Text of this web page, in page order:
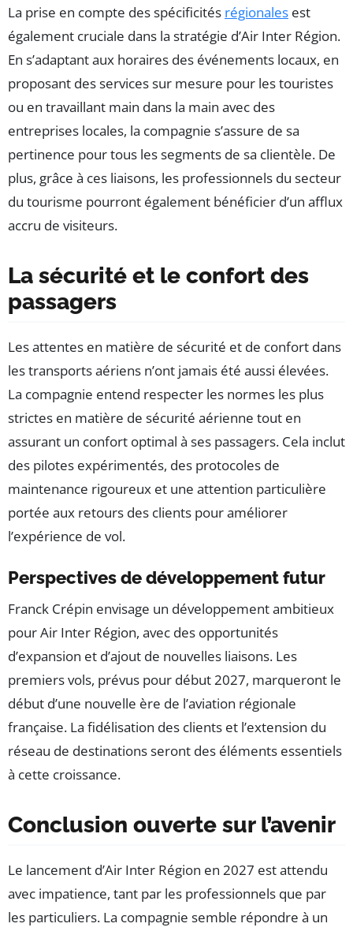
La prise en compte des spécificités régionales est
également cruciale dans la stratégie d’Air Inter Région.
En s’adaptant aux horaires des événements locaux, en
proposant des services sur mesure pour les touristes
ou en travaillant main dans la main avec des
entreprises locales, la compagnie s’assure de sa
pertinence pour tous les segments de sa clientèle. De
plus, grâce à ces liaisons, les professionnels du secteur
du tourisme pourront également bénéficier d’un afflux
accru de visiteurs.
La sécurité et le confort des
passagers
Les attentes en matière de sécurité et de confort dans
les transports aériens n’ont jamais été aussi élevées.
La compagnie entend respecter les normes les plus
strictes en matière de sécurité aérienne tout en
assurant un confort optimal à ses passagers. Cela inclut
des pilotes expérimentés, des protocoles de
maintenance rigoureux et une attention particulière
portée aux retours des clients pour améliorer
l’expérience de vol.
Perspectives de développement futur
Franck Crépin envisage un développement ambitieux
pour Air Inter Région, avec des opportunités
d’expansion et d’ajout de nouvelles liaisons. Les
premiers vols, prévus pour début 2027, marqueront le
début d’une nouvelle ère de l’aviation régionale
française. La fidélisation des clients et l’extension du
réseau de destinations seront des éléments essentiels
à cette croissance.
Conclusion ouverte sur l’avenir
Le lancement d’Air Inter Région en 2027 est attendu
avec impatience, tant par les professionnels que par
les particuliers. La compagnie semble répondre à un